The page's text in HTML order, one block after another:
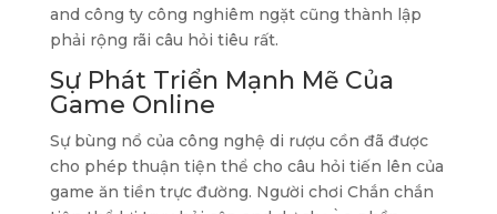
and công ty công nghiêm ngặt cũng thành lập
phải rộng rãi câu hỏi tiêu rất.
Sự Phát Triển Mạnh Mẽ Của
Game Online
Sự bùng nổ của công nghệ di rượu cồn đã được
cho phép thuận tiện thể cho câu hỏi tiến lên của
game ăn tiền trực đường. Người chơi Chắn chắn